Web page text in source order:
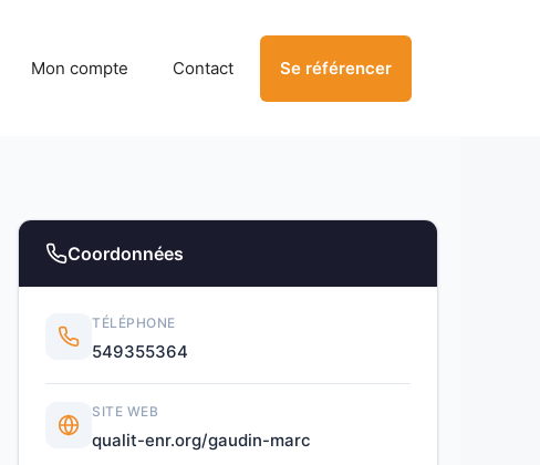
Mon compte Contact Se référencer
Coordonnées
TÉLÉPHONE
549355364
SITE WEB
qualit-enr.org/gaudin-marc